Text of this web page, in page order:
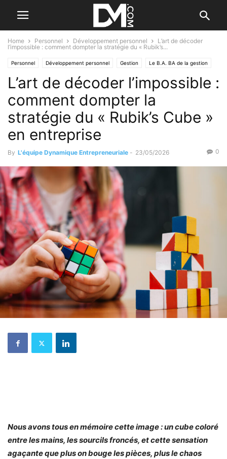
Home Personnel Développement personnel
L’art de décoder
l’impossible : comment dompter la stratégie du « Rubik’s...
Personnel Développement personnel Gestion Le B.A. BA de la gestion
Créer Le B.A. BA de la stratégie Les difficultés
L’art de décoder l’impossible :
comment dompter la
stratégie du « Rubik’s Cube »
en entreprise
By L'équipe Dynamique Entrepreneuriale - 23/05/2026 0
Nous avons tous en mémoire cette image : un cube coloré
entre les mains, les sourcils froncés, et cette sensation
agaçante que plus on bouge les pièces, plus le chaos